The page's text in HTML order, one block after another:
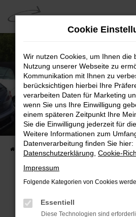
Zum
Hauptinhalt
springen
Unser Fahrzeugbestand vor
Entdecken Sie unsere sofort
Fahrzeugangebote
Fehler: Network Error
Cookie
Wir nutzen Cookies, um Ihnen die
Nutzung unserer Webseite zu
Kommunikation mit Ihnen zu
berücksichtigen hierbei Ihre
verarbeiten Daten für Marketing
wenn Sie uns Ihre Einwilligung
einem späteren Zeitpunkt Ihre
Sie die Einwilligung jederzeit für
Weitere Informationen zum
Datenverarbeitung finden Sie hier:
Datenschutzerklärung Cookie-
Impressum
Folgende Kategorien von Cookies
Essentiell
Diese Technologien sind